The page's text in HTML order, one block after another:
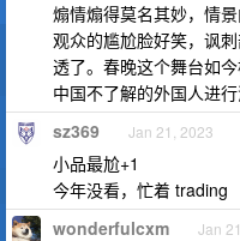
煽情煽得莫名其妙，情
观众的尴尬脸好笑，讽
透了。春晚这个舞台如
中国不了解的外国人进行
sz369 Jan 21, 2023
小品最尬+1
今年没看，忙着 trading
wonderfulcxm Jan